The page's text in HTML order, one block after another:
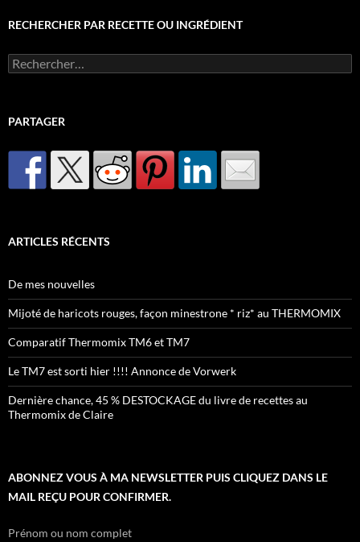
RECHERCHER PAR RECETTE OU INGRÉDIENT
Rechercher :
PARTAGER
ARTICLES RÉCENTS
De mes nouvelles
Mijoté de haricots rouges, façon minestrone * riz* au THERMOMIX
Comparatif Thermomix TM6 et TM7
Le TM7 est sorti hier !!!! Annonce de Vorwerk
Dernière chance, 45 % DESTOCKAGE du livre de recettes au
Thermomix de Claire
ABONNEZ VOUS À MA NEWSLETTER PUIS CLIQUEZ DANS LE
MAIL REÇU POUR CONFIRMER.
Prénom ou nom complet